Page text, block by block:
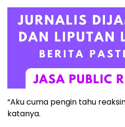
“Aku cuma pengin tahu
katanya.